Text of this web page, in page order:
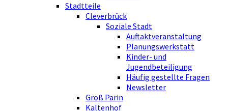
Stadtteile
Cleverbrück
Soziale Stadt
Auftaktveranstaltung
Planungswerkstatt
Kinder- und
Jugendbeteiligung
Häufig gestellte Fragen
Newsletter
Groß Parin
Kaltenhof